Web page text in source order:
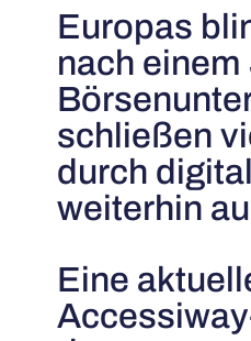
Europas
nach einem
schließen
durch
weiterhin
Eine